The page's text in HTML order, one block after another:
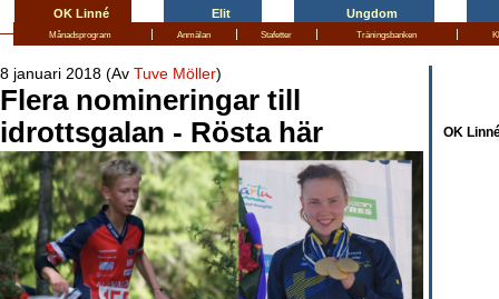
OK Linné Elit Ungdom
Månadsprogram | Anmälan | Stafetter | Träningsbanken |
8 januari 2018 (Av Tuve Möller)
Flera nomineringar till
idrottsgalan - Rösta här
OK